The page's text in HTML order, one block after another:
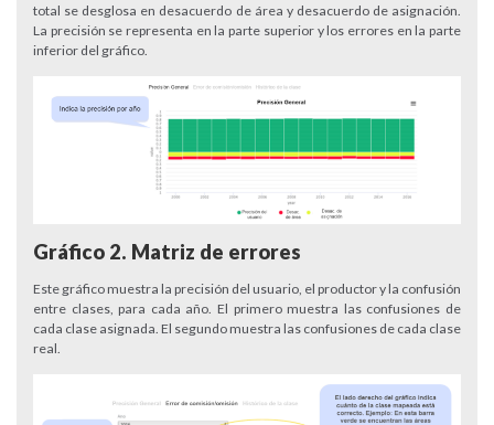
total se desglosa en desacuerdo de área y desacuerdo de asignación.
La precisión se representa en la parte superior y los errores en la parte
inferior del gráfico.
Gráfico 2. Matriz de errores
Este gráfico muestra la precisión del usuario, el productor y la confusión
entre clases, para cada año. El primero muestra las confusiones de
cada clase asignada. El segundo muestra las confusiones de cada clase
real.